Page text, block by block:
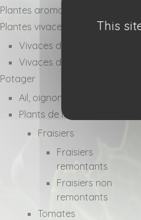
Plantes aromatiques
Plantes vivaces
Vivaces d’ombre
Vivaces de plein soleil
Potager
Ail, oignons, échalotes
Plants de légumes
Fraisiers
Fraisiers
remontants
Fraisiers non
remontants
Tomates
This